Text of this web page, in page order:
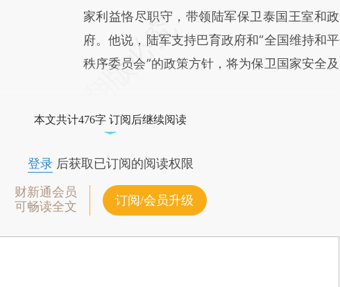
家利益恪尽职守，带领陆军保卫泰国王室和政
府。他说，陆军支持巴育政府和“全国维持和平
秩序委员会”的政策方针，将为保卫国家安全及
本文共计476字 订阅后继续阅读
登录后获取已订阅的阅读权限
财新通会员
可畅读全文
订阅/会员升级